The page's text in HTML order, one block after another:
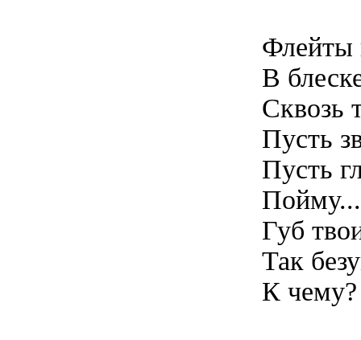
Флейты
В
Сквозь
Пусть
Пусть
Пойму...
Губ
Так
К чему?